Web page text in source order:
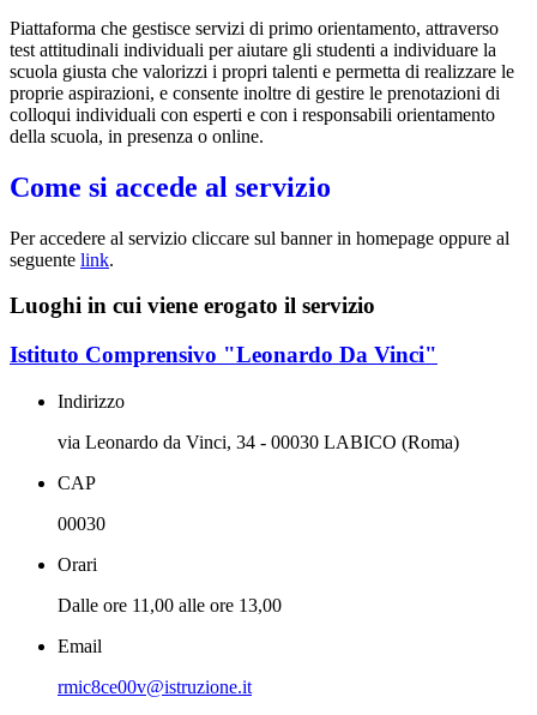
Piattaforma che gestisce servizi di primo orientamento, attraverso
test attitudinali individuali per aiutare gli studenti a individuare la
scuola giusta che valorizzi i propri talenti e permetta di realizzare le
proprie aspirazioni, e consente inoltre di gestire le prenotazioni di
colloqui individuali con esperti e con i responsabili orientamento
della scuola, in presenza o online.
Come si accede al servizio
Per accedere al servizio cliccare sul banner in homepage oppure al
seguente link.
Luoghi in cui viene erogato il servizio
Istituto Comprensivo "Leonardo Da Vinci"
Indirizzo
via Leonardo da Vinci, 34 - 00030 LABICO (Roma)
CAP
00030
Orari
Dalle ore 11,00 alle ore 13,00
Email
rmic8ce00v@istruzione.it